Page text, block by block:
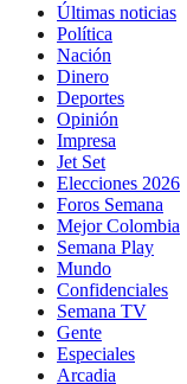
Últimas noticias
Política
Nación
Dinero
Deportes
Opinión
Impresa
Jet Set
Elecciones 2026
Foros Semana
Mejor Colombia
Semana Play
Mundo
Confidenciales
Semana TV
Gente
Especiales
Arcadia